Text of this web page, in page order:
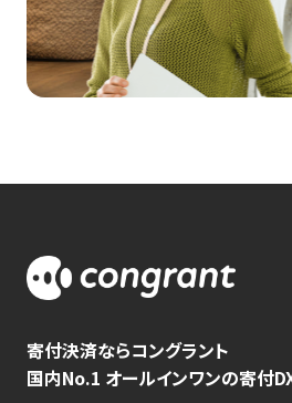
寄付決済ならコングラント
国内No.1 オールインワンの寄付